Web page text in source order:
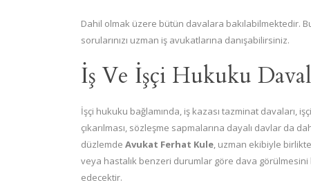
Dahil olmak üzere bütün davalara bakılabilmektedir.
sorularınızı uzman iş avukatlarına danışabilirsiniz.
İş Ve İşçi Hukuku
İşçi hukuku bağlamında, iş kazası tazminat davaları,
çıkarılması, sözleşme sapmalarına dayalı davlar da
düzlemde Avukat Ferhat Kule, uzman ekibiyle
veya hastalık benzeri durumlar göre dava
edecektir.